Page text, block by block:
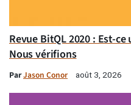
Revue BitQL 2020 : Est-
Nous vérifions
ParJason Conor août 3, 2026